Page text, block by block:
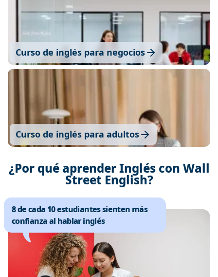
Curso de inglés para negocios
Curso de inglés para adultos
¿Por qué aprender Inglés con Wall
Street English?
8 de cada 10 estudiantes sienten más
confianza al hablar inglés